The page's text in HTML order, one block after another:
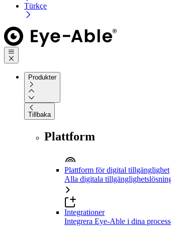
Türkçe
Produkter
Tillbaka
Plattform
Plattform för digital tillgänglighet
Alla digitala
Integrationer
Integrera Eye-Able i dina